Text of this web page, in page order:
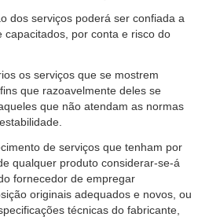
dos serviços poderá ser confiada a
capacitados, por conta e risco do
os serviços que se mostrem
que razoavelmente deles se
que não atendam as normas
de serviços que tenham por
qualquer produto considerar-se-á
fornecedor de empregar
originais adequados e novos, ou
técnicas do fabricante,